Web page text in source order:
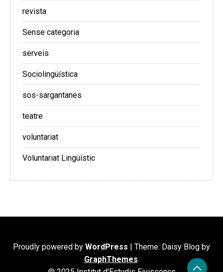
revista
Sense categoria
serveis
Sociolingüística
sos-sargantanes
teatre
voluntariat
Voluntariat Lingüístic
Proudly powered by WordPress | Theme: Daisy Blog by
GraphThemes.